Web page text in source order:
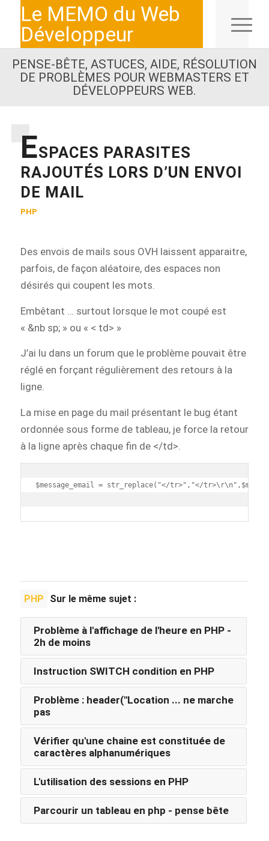
Le MEMO du Web
Développeur
PENSE-BÊTE, ASTUCES, AIDE, RÉSOLUTION
DE PROBLÈMES POUR WEBMASTERS ET
DÉVELOPPEURS WEB.
ESPACES PARASITES
RAJOUTÉS LORS D’UN ENVOI
DE MAIL
PHP
Des envois de mails sous OVH laissent apparaitre,
parfois, de façon aléatoire, des espaces non
désirés qui coupent les mots.
Embêtant … surtout lorsque le mot coupé est
« &nb sp; » ou « < td> »
J’ai lu dans un forum que le problème pouvait être
réglé en forçant régulièrement des retours à la
ligne.
La mise en page du mail présentant le bug étant
ordonnée sous forme de tableau, je force la retour
à la ligne après chaque fin de </td>.
$message_email = str_replace("</tr>","</
PHP Sur le même sujet :
Problème à l'affichage de l'heure en PHP -
2h de moins
Instruction SWITCH condition en PHP
Problème : header("Location ... ne marche
pas
Vérifier qu'une chaine est constituée de
caractères alphanumériques
L'utilisation des sessions en PHP
Parcourir un tableau en php - pense bête